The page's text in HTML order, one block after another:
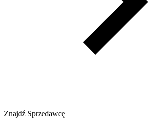
Znajdź Sprzedawcę